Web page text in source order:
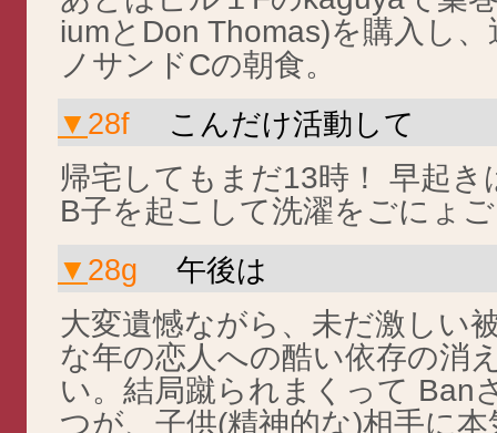
iumとDon Thomas)を購入し
ノサンドCの朝食。
▼ 28f
こんだけ活動して
帰宅してもまだ13時！ 早起
B子を起こして洗濯をごにょ
▼ 28g
午後は
大変遺憾ながら、未だ激しい
な年の恋人への酷い依存の消
い。結局蹴られまくって Ban
つが、子供(精神的な)相手に